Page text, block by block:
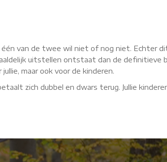
van de twee wil niet of nog niet. Echter
uitstellen ontstaat dan de definitieve
maar ook voor de kinderen.
zich dubbel en dwars terug. Jullie